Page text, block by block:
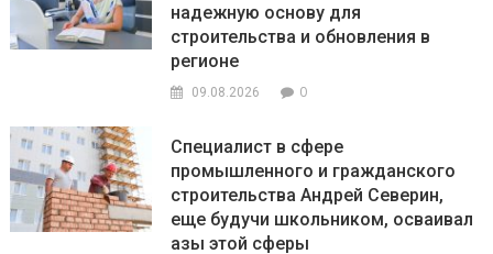
надежную основу для
строительства и обновления в
регионе
09.08.2026 0
Специалист в сфере
промышленного и гражданского
строительства Андрей Северин,
еще будучи школьником, осваивал
азы этой сферы